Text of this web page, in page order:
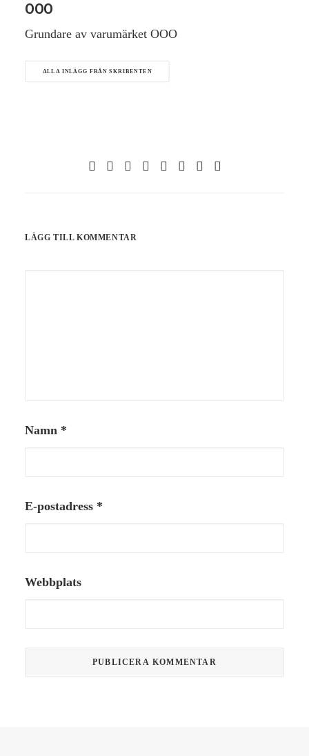
OOO
Grundare av varumärket OOO
ALLA INLÄGG FRÅN SKRIBENTEN
LÄGG TILL KOMMENTAR
Namn *
E-postadress *
Webbplats